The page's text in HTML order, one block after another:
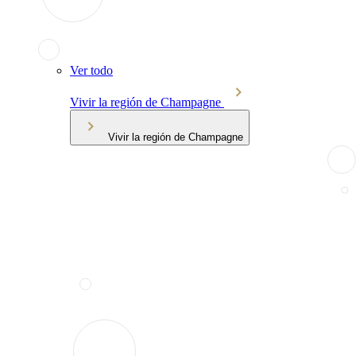
Ver todo
Vivir la región de Champagne
Vivir la región de Champagne